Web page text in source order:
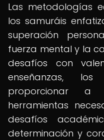
Las metodologías
los samuráis
superación
fuerza mental y la
desafíos con
enseñanzas,
proporcionar a
herramientas
desafíos
determinación y